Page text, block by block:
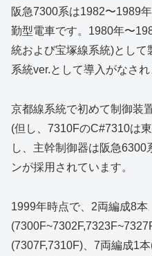
阪急7300系は1982〜1989
勤型電車です。1980年〜
統および宝塚線系統)とし
系統ver.として導入がなされ
京都線系統で初めて制御装
(但し、7310FのC#7310は
し、主幹制御器は阪急6300
ンが採用されています。
1999年時点で、2両編成8本
(7307F,7310F)、7両編成1